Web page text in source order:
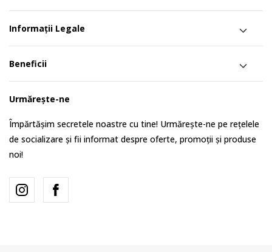
Informații Legale
Beneficii
Urmărește-ne
Împărtășim secretele noastre cu tine! Urmărește-ne pe rețelele
de socializare și fii informat despre oferte, promoții și produse
noi!